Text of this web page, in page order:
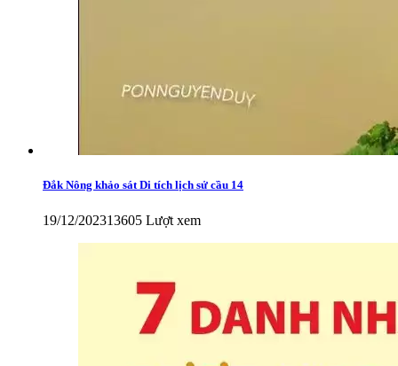
Đắk Nông khảo sát Di tích lịch sử cầu 14
19/12/202313605 Lượt xem